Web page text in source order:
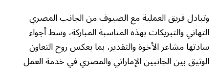
وتبادل فريق العملية مع الضيوف من الجانب المصري
التهاني والتبريكات بهذه المناسبة المباركة، وسط أجواء
سادتها مشاعر الأخوة والتقدير، بما يعكس روح التعاون
الوثيق بين الجانبين الإماراتي والمصري في خدمة العمل